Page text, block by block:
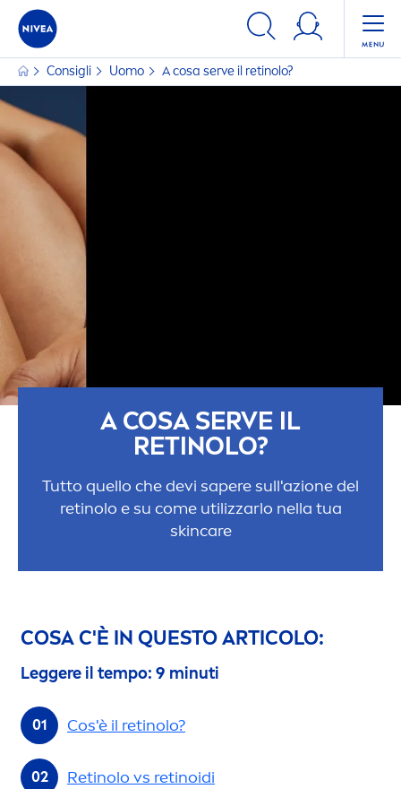
Consigli Uomo A cosa serve il retinolo?
A COSA SERVE IL
RETINOLO?
Tutto quello che devi sapere sull'azione del
retinolo e su come utilizzarlo nella tua
skincare
COSA C'È IN QUESTO ARTICOLO:
Leggere il tempo: 9 minuti
Cos'è il retinolo?
Retinolo vs retinoidi